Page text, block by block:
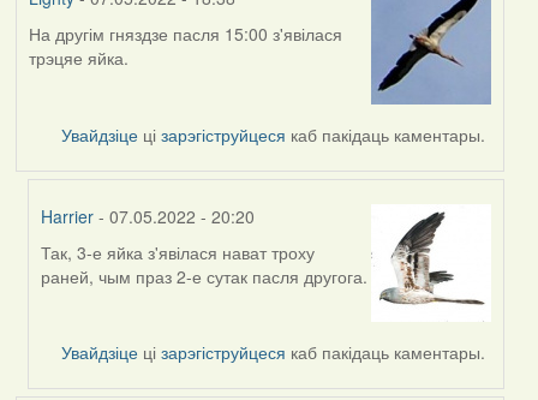
На другім гняздзе пасля 15:00 з'явілася
трэцяе яйка.
Увайдзіце цізарэгіструйцеся каб пакідаць каментары.
Harrier - 07.05.2022 - 20:20
In
reply
Lighty
Так, 3-е яйка з'явілася нават троху
раней, чым праз 2-е сутак пасля другога.
Увайдзіце цізарэгіструйцеся каб пакідаць каментары.